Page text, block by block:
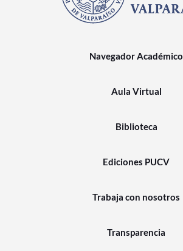
Navegador Académico
Aula Virtual
Biblioteca
Ediciones PUCV
Trabaja con nosotros
Transparencia